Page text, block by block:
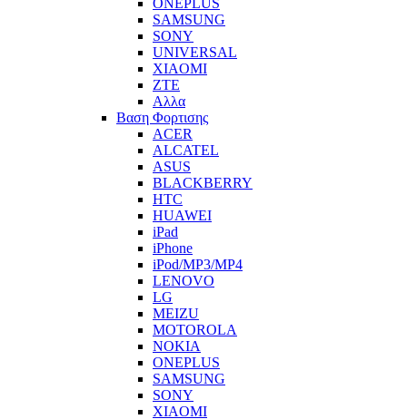
ONEPLUS
SAMSUNG
SONY
UNIVERSAL
XIAOMI
ZTE
Αλλα
Βαση Φορτισης
ACER
ALCATEL
ASUS
BLACKBERRY
HTC
HUAWEI
iPad
iPhone
iPod/MP3/MP4
LENOVO
LG
MEIZU
MOTOROLA
NOKIA
ONEPLUS
SAMSUNG
SONY
XIAOMI